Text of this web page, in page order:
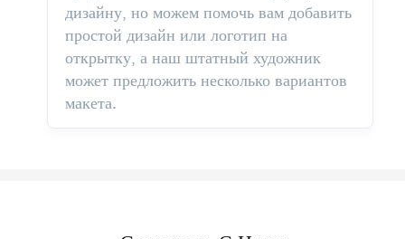
дизайну, но можем помочь вам добавить
простой дизайн или логотип на
открытку, а наш штатный художник
может предложить несколько вариантов
макета.